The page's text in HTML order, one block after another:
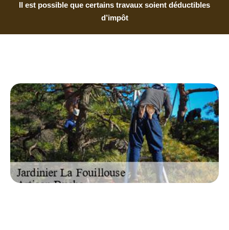
Il est possible que certains travaux soient déductibles
d’impôt